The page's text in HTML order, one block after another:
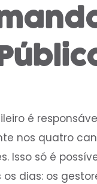
é
nos quatro
Isso só é
dias: os